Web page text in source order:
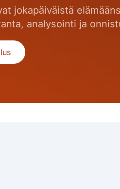
jokapäiväistä
analysointi ja